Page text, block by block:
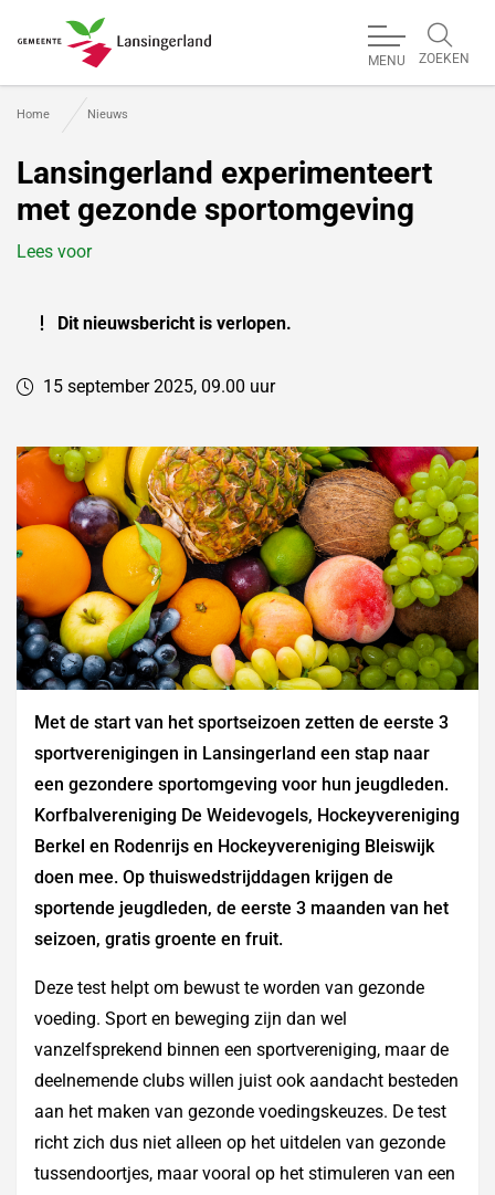
MENU ZOEKEN
Home Nieuws
Lansingerland experimenteert
met gezonde sportomgeving
Lees voor
Dit nieuwsbericht is verlopen.
15 september 2025, 09.00 uur
Met de start van het sportseizoen zetten de eerste 3
sportverenigingen in Lansingerland een stap naar
een gezondere sportomgeving voor hun jeugdleden.
Korfbalvereniging De Weidevogels, Hockeyvereniging
Berkel en Rodenrijs en Hockeyvereniging Bleiswijk
doen mee. Op thuiswedstrijddagen krijgen de
sportende jeugdleden, de eerste 3 maanden van het
seizoen, gratis groente en fruit.
Deze test helpt om bewust te worden van gezonde
voeding. Sport en beweging zijn dan wel
vanzelfsprekend binnen een sportvereniging, maar de
deelnemende clubs willen juist ook aandacht besteden
aan het maken van gezonde voedingskeuzes. De test
richt zich dus niet alleen op het uitdelen van gezonde
tussendoortjes, maar vooral op het stimuleren van een